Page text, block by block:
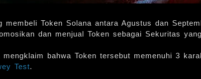
membeli Token Solana antara Agustus dan
dan menjual Token sebagai Sekuritas
mengklaim bahwa Token tersebut memenuhi 3
Test.